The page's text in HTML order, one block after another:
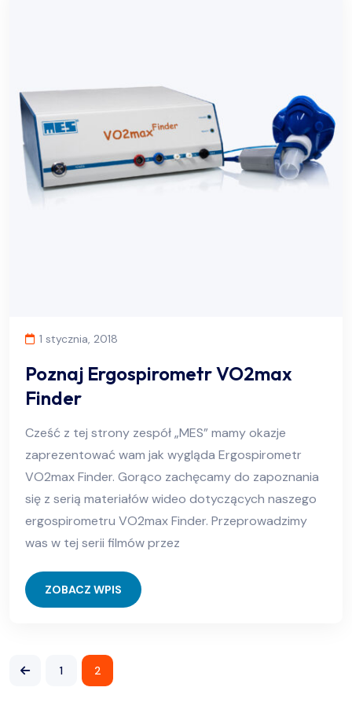
1 stycznia, 2018
Poznaj Ergospirometr VO2max
Finder
Cześć z tej strony zespół „MES” mamy okazje
zaprezentować wam jak wygląda Ergospirometr
VO2max Finder. Gorąco zachęcamy do zapoznania
się z serią materiałów wideo dotyczących naszego
ergospirometru VO2max Finder. Przeprowadzimy
was w tej serii filmów przez
ZOBACZ WPIS
1 2